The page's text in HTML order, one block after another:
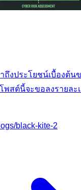
ถึงประโยชน์เบื้องต้น
พสต์นี้จะขอลงรายละ
black-kite-2